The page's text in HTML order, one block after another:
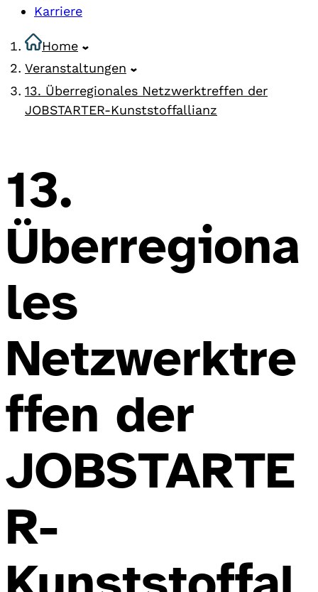
Karriere
Home
Veranstaltungen
13. Überregionales Netzwerktreffen der
JOBSTARTER-Kunststoffallianz
13.
Überregiona
les
Netzwerktre
ffen der
JOBSTARTE
R-